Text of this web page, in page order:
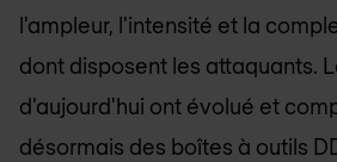
l'ampleur, l'intensité et la
dont disposent les attaquants.
d'aujourd'hui ont évolué et
désormais des boîtes à outils